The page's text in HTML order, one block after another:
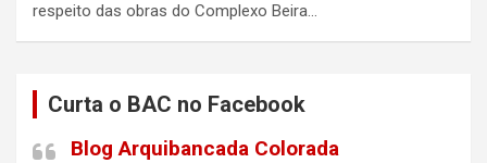
respeito das obras do Complexo Beira…
Curta o BAC no Facebook
Blog Arquibancada Colorada